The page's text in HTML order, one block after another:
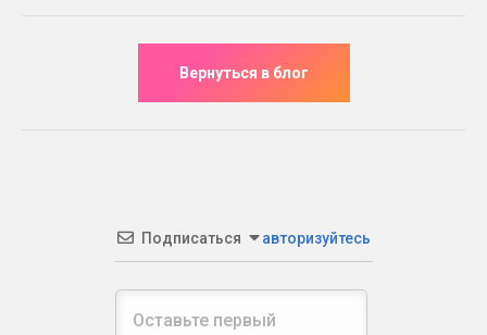
Подписаться авторизуйтесь